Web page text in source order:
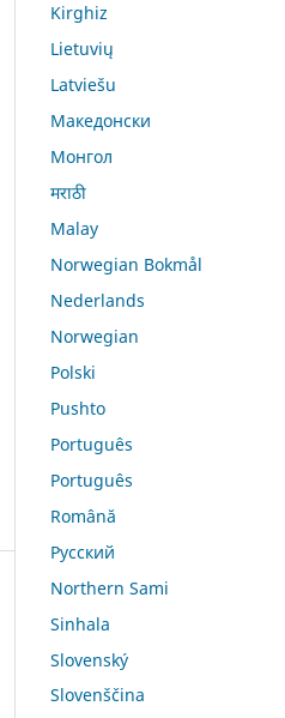
Kirghiz
Lietuvių
Latviešu
Македонски
Монгол
मराठी
Malay
Norwegian Bokmål
Nederlands
Norwegian
Polski
Pushto
Português
Português
Română
Русский
Northern Sami
Sinhala
Slovenský
Slovenščina